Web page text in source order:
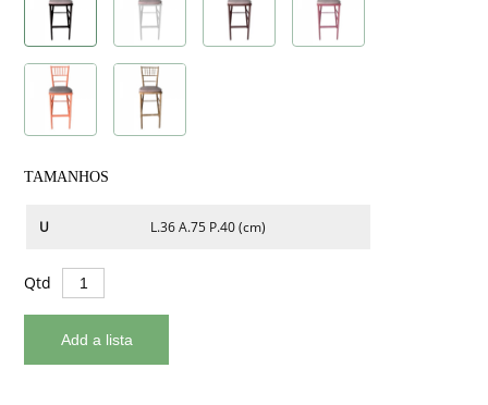
TAMANHOS
U L.36 A.75 P.40 (cm)
Qtd